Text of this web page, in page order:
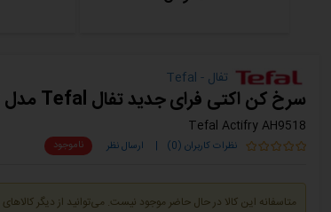
تفال - Tefal
سرخ کن اکتی فرای جدید تفال Tefal مدل Actifry AH9518
Tefal Actifry AH9518
نظرات کاربران (0) | ارسال نظر ناموجود
متاسفانه این کالا در حال حاضر موجود نیست. می‌توانید از دیگر کالاهای